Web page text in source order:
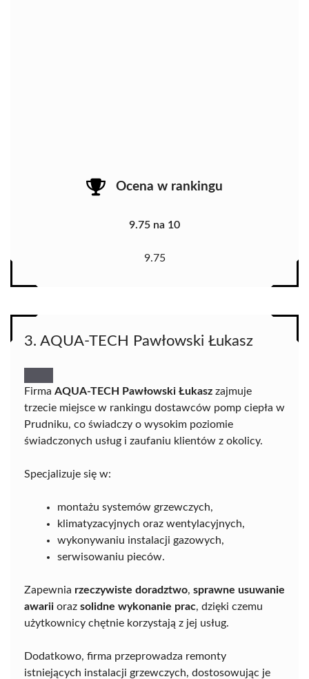
Ocena w rankingu
9.75 na 10
9.75
3. AQUA-TECH Pawłowski Łukasz
Firma AQUA-TECH Pawłowski Łukasz zajmuje
trzecie miejsce w rankingu dostawców pomp ciepła w
Prudniku, co świadczy o wysokim poziomie
świadczonych usług i zaufaniu klientów z okolicy.
Specjalizuje się w:
montażu systemów grzewczych,
klimatyzacyjnych oraz wentylacyjnych,
wykonywaniu instalacji gazowych,
serwisowaniu pieców.
Zapewnia rzeczywiste doradztwo, sprawne usuwanie
awarii oraz solidne wykonanie prac, dzięki czemu
użytkownicy chętnie korzystają z jej usług.
Dodatkowo, firma przeprowadza remonty
istniejących instalacji grzewczych, dostosowując je